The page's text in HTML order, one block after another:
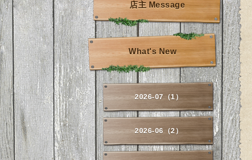
店主 Message
What's New
2026-07（1）
2026-06（2）